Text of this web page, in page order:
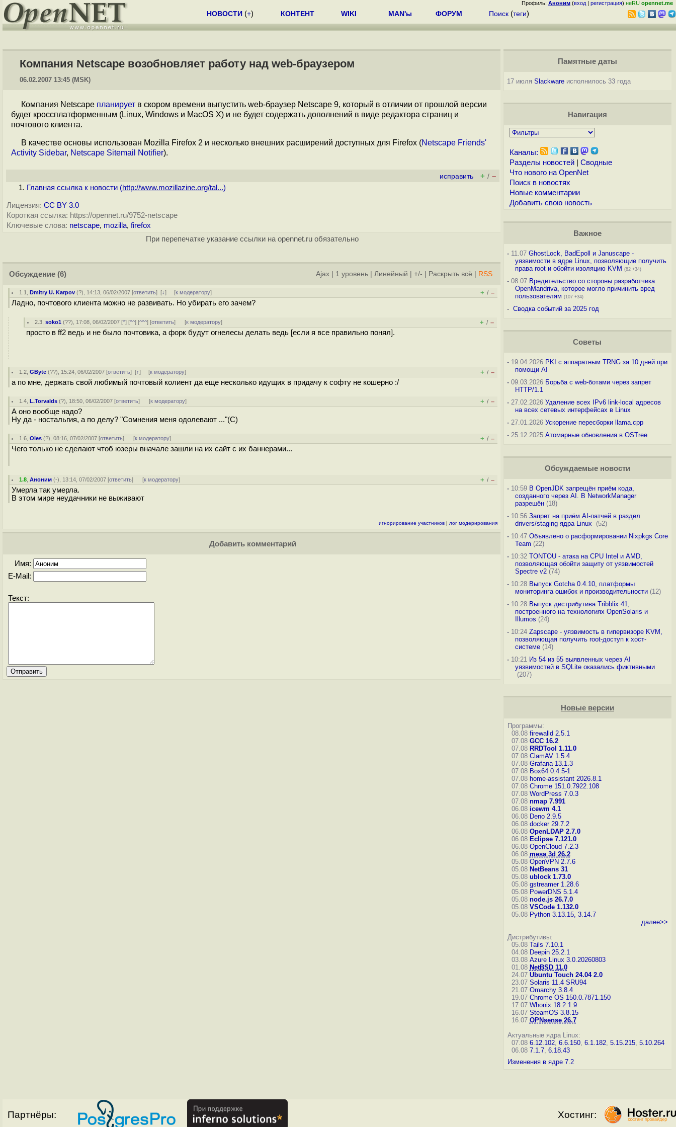
Профиль: Аноним (вход | регистрация) неRU opennet.me
НОВОСТИ (+) КОНТЕНТ WIKI MAN'ы ФОРУМ Поиск (теги)
Компания Netscape возобновляет работу над web-браузером
06.02.2007 13:45 (MSK)
Компания Netscape планирует в скором времени выпустить web-браузер Netscape 9, который в отличии от прошлой версии
будет кроссплатформенным (Linux, Windows и MacOS X) и не будет содержать дополнений в виде редактора страниц и
почтового клиента.
В качестве основы использован Mozilla Firefox 2 и несколько внешних расширений доступных для Firefox (Netscape Friends'
Activity Sidebar, Netscape Sitemail Notifier).
исправить + / –
Главная ссылка к новости (http://www.mozillazine.org/tal...)
Лицензия: CC BY 3.0
Короткая ссылка: https://opennet.ru/9752-netscape
Ключевые слова: netscape, mozilla, firefox
При перепечатке указание ссылки на opennet.ru обязательно
Обсуждение (6) Ajax 1 уровень Линейный +/- Раскрыть всё RSS
1.1 ,Dmitry U. Karpov (?), 14:13, 06/02/2007 [ответить][↓] [к модератору] + / –
Ладно, почтового клиента можно не развивать. Но убирать его зачем?
2.3 ,soko1 (??), 17:08, 06/02/2007 [^] [^^] [^^^] [ответить] [к модератору] + / –
просто в ff2 ведь и не было почтовика, а форк будут огнелесы делать ведь [если я все правильно понял].
1.2 ,GByte (??), 15:24, 06/02/2007 [ответить][↑] [к модератору] + / –
а по мне, держать свой любимый почтовый колиент да еще несколько идущих в придачу к софту не кошерно :/
1.4 ,L.Torvalds (?), 18:50, 06/02/2007 [ответить] [к модератору] + / –
А оно вообще надо?
Ну да - ностальгия, а по делу? "Сомнения меня одолевают ..."(С)
1.6 ,Oles (?), 08:16, 07/02/2007 [ответить] [к модератору] + / –
Чего только не сделают чтоб юзеры вначале зашли на их сайт с их баннерами...
1.8 ,Аноним (-), 13:14, 07/02/2007 [ответить] [к модератору] + / –
Умерла так умерла.
В этом мире неудачники не выживают
игнорирование участников | лог модерирования
Добавить комментарий
Имя:
E-Mail:
Текст:
Памятные даты
17 июля Slackwareисполнилось 33 года
Навигация
Каналы:
Разделы новостей| Сводные
Что нового на OpenNet
Поиск в новостях
Новые комментарии
Добавить свою новость
Важное
-11.07 GhostLock, BadEpoll и Januscape -
уязвимости в ядре Linux, позволяющие получить
права root и обойти изоляцию KVM (82 +34)
-08.07 Вредительство со стороны разработчика
OpenMandriva, которое могло причинить вред
пользователям (107 +34)
- Сводка событий за 2025 год
Советы
-19.04.2026 PKI с аппаратным TRNG за 10 дней при
помощи AI
-09.03.2026 Борьба с web-ботами через запрет
HTTP/1.1
-27.02.2026 Удаление всех IPv6 link-local адресов
на всех сетевых интерфейсах в Linux
-27.01.2026 Ускорение пересборки llama.cpp
-25.12.2025 Атомарные обновления в OSTree
Обсуждаемые новости
-10:59 В OpenJDK запрещён приём кода,
созданного через AI. В NetworkManager
разрешён(18)
-10:56 Запрет на приём AI-патчей в раздел
drivers/staging ядра Linux
(52)
-10:47 Объявлено о расформировании Nixpkgs Core
Team (22)
-10:32 TONTOU - атака на CPU Intel и AMD,
позволяющая обойти защиту от уязвимостей
Spectre v2(74)
-10:28 Выпуск Gotcha 0.4.10, платформы
мониторинга ошибок и производительности(12)
-10:28 Выпуск дистрибутива Tribblix 41,
построенного на технологиях OpenSolaris и
Illumos (24)
-10:24 Zapscape - уязвимость в гипервизоре KVM,
позволяющая получить root-доступ к хост-
системе(14)
-10:21 Из 54 из 55 выявленных через AI
уязвимостей в SQLite оказались фиктивными
(207)
Новые версии
Программы:
08.08 firewalld 2.5.1
07.08 GCC 16.2
07.08 RRDTool 1.11.0
07.08 ClamAV 1.5.4
07.08 Grafana 13.1.3
07.08 Box64 0.4.5-1
07.08 home-assistant 2026.8.1
07.08 Chrome 151.0.7922.108
07.08 WordPress 7.0.3
07.08 nmap 7.991
06.08 icewm 4.1
06.08 Deno 2.9.5
06.08 docker 29.7.2
06.08 OpenLDAP 2.7.0
06.08 Eclipse 7.121.0
06.08 OpenCloud 7.2.3
06.08 mesa 3d 26.2
05.08 OpenVPN 2.7.6
05.08 NetBeans 31
05.08 ublock 1.73.0
05.08 gstreamer 1.28.6
05.08 PowerDNS 5.1.4
05.08 node.js 26.7.0
05.08 VSCode 1.132.0
05.08 Python 3.13.15, 3.14.7
далее>>
Дистрибутивы:
05.08 Tails 7.10.1
04.08 Deepin 25.2.1
03.08 Azure Linux 3.0.20260803
01.08 NetBSD 11.0
24.07 Ubuntu Touch 24.04 2.0
23.07 Solaris 11.4 SRU94
21.07 Omarchy 3.8.4
19.07 Chrome OS 150.0.7871.150
17.07 Whonix 18.2.1.9
16.07 SteamOS 3.8.15
16.07 OPNsense 26.7
Актуальные ядра Linux:
07.08 6.12.102, 6.6.150, 6.1.182, 5.15.215, 5.10.264
06.08 7.1.7, 6.18.43
Изменения в ядре 7.2
Партнёры: Хостинг: